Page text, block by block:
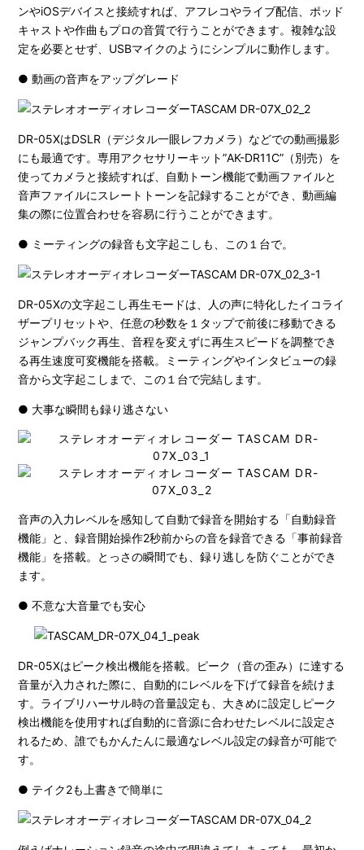
ンやiOSデバイスと接続すれば、アフレコやライブ配信、ポッド
キャストや作曲もプロの音質で行うことができます。複雑な設
定を必要とせず、USBマイクのようにシンプルに動作します。
● 動画の音声をアップグレード
DR-05XはDSLR（デジタル一眼レフカメラ）などでの動画撮影
にも最適です。専用アクセサリーキット”AK-DR11C”（別売）を
使ってカメラと接続すれば、自動トーン機能で動画ファイルと
音声ファイルにスレートトーンを記録することができ、動画編
集の際に位置合わせを容易に行うことができます。
● ミーティングの録音も文字起こしも、この１台で。
DR-05Xの文字起こし再生モードは、人の声に特化したイコライ
ザープリセットや、任意の秒数を１タップで前後に移動できる
ジャンプバック再生、音程を変えずに再生スピードを調整でき
る再生速度可変機能を搭載。ミーティングやインタビューの録
音から文字起こしまで、この１台で完結します。
● 大事な瞬間も録り逃さない
音声の入力レベルを感知して自動で録音を開始する「自動録音
機能」と、録音開始操作2秒前からの音を録音できる「事前録音
機能」を搭載。とっさの瞬間でも、録り逃しを防ぐことができ
ます。
● 不意な大音量でも安心
DR-05Xはピーク検出機能を搭載。ピーク（音の歪み）に達する
音量が入力された際に、自動的にレベルを下げて録音を続けま
す。ライブリハーサル時の音量設定も、大きめに設定しピーク
検出機能を使用すれば自動的に音源に合わせたレベルに設定さ
れるため、誰でもかんたんに最適なレベル設定の録音が可能で
す。
● テイク2も上書きで簡単に